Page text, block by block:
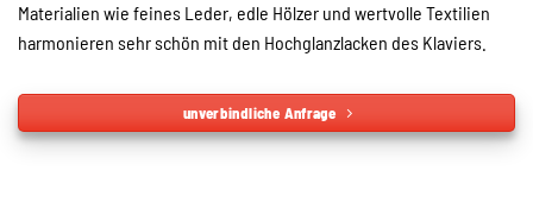
Materialien wie feines Leder, edle Hölzer und wertvolle Textilien
harmonieren sehr schön mit den Hochglanzlacken des Klaviers.
unverbindliche Anfrage